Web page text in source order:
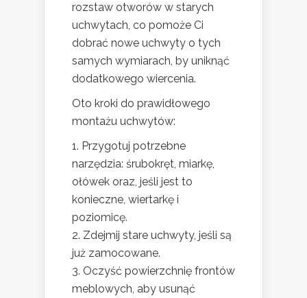
rozstaw otworów w starych
uchwytach, co pomoże Ci
dobrać nowe uchwyty o tych
samych wymiarach, by uniknąć
dodatkowego wiercenia.
Oto kroki do prawidłowego
montażu uchwytów:
Przygotuj potrzebne
narzędzia: śrubokręt, miarkę,
ołówek oraz, jeśli jest to
konieczne, wiertarkę i
poziomicę.
Zdejmij stare uchwyty, jeśli są
już zamocowane.
Oczyść powierzchnię frontów
meblowych, aby usunąć